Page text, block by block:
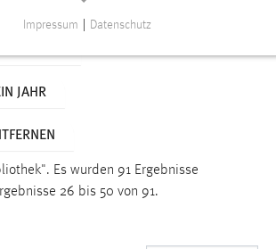
JAHR
Es wurden 91 Ergebnisse
26 bis 50 von 91.
sind für die einwandfreie Funktion der
Impressum Datenschutz